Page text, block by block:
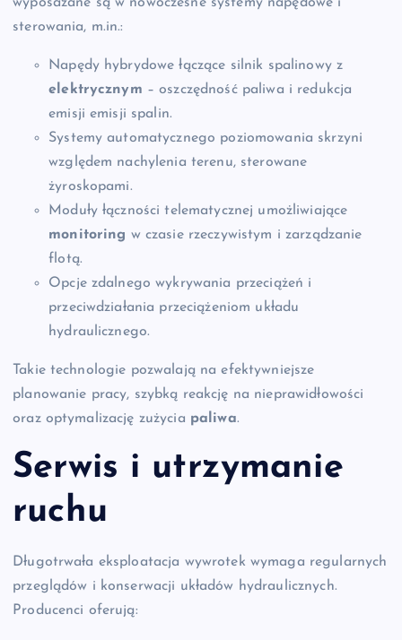
sterowania, m.in.:
Napędy hybrydowe łączące silnik spalinowy z
elektrycznym – oszczędność paliwa i redukcja
emisji emisji spalin.
Systemy automatycznego poziomowania skrzyni
względem nachylenia terenu, sterowane
żyroskopami.
Moduły łączności telematycznej umożliwiające
monitoring w czasie rzeczywistym i zarządzanie
flotą.
Opcje zdalnego wykrywania przeciążeń i
przeciwdziałania przeciążeniom układu
hydraulicznego.
Takie technologie pozwalają na efektywniejsze
planowanie pracy, szybką reakcję na nieprawidłowości
oraz optymalizację zużycia paliwa.
Serwis i utrzymanie
ruchu
Długotrwała eksploatacja wywrotek wymaga regularnych
przeglądów i konserwacji układów hydraulicznych.
Producenci oferują: